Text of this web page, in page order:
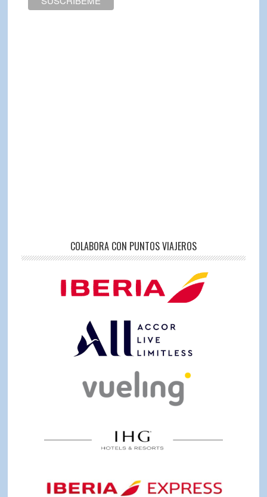
COLABORA CON PUNTOS VIAJEROS